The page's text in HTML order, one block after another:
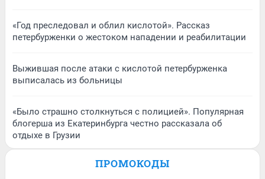
«Год преследовал и облил кислотой». Рассказ
петербурженки о жестоком нападении и реабилитации
Выжившая после атаки с кислотой петербурженка
выписалась из больницы
«Было страшно столкнуться с полицией». Популярная
блогерша из Екатеринбурга честно рассказала об
отдыхе в Грузии
ПРОМОКОДЫ